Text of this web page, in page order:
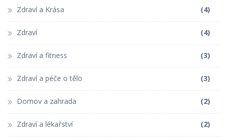
Zdraví a Krása (4)
Zdraví (4)
Zdraví a fitness (3)
Zdraví a péče o tělo (3)
Domov a zahrada (2)
Zdraví a lékařství (2)